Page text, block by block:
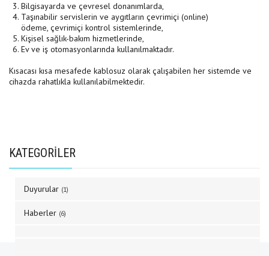
Bilgisayarda ve çevresel donanımlarda,
Taşınabilir servislerin ve aygıtların çevrimiçi (online)
ödeme, çevrimiçi kontrol sistemlerinde,
Kişisel sağlık-bakım hizmetlerinde,
Ev ve iş otomasyonlarında kullanılmaktadır.
Kısacası kısa mesafede kablosuz olarak çalışabilen her sistemde ve
cihazda rahatlıkla kullanılabilmektedir.
KATEGORİLER
Duyurular (1)
Haberler (6)